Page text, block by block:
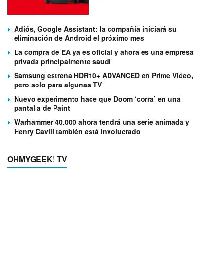
Adiós, Google Assistant: la compañía iniciará su
eliminación de Android el próximo mes
La compra de EA ya es oficial y ahora es una empresa
privada principalmente saudí
Samsung estrena HDR10+ ADVANCED en Prime Video,
pero solo para algunas TV
Nuevo experimento hace que Doom ‘corra’ en una
pantalla de Paint
Warhammer 40.000 ahora tendrá una serie animada y
Henry Cavill también está involucrado
OHMYGEEK! TV